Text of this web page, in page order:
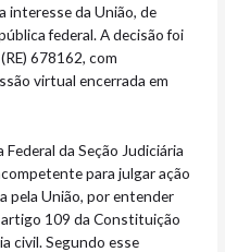
interesse da União, de
federal. A decisão foi
678162, com
virtual encerrada em
da Seção Judiciária
para julgar ação
pela União, por entender
artigo 109 da Constituição
civil. Segundo esse